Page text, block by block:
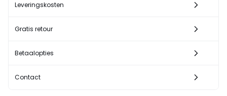
Leveringskosten
Gratis retour
Betaalopties
Contact